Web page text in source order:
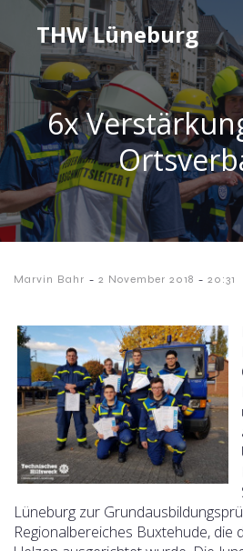
THW Lüneburg
6x
Marvin Bahr - 2 November 2018 - 20:31
Lüneburg zur
Regionalbereiches Buxtehude, die